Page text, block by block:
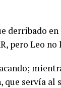
derribado
pero Leo
servía al